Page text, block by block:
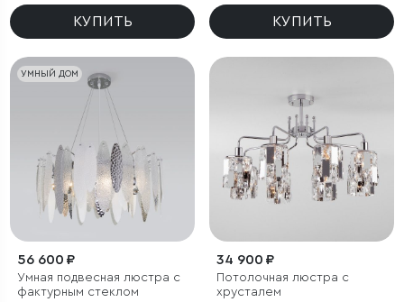
КУПИТЬ КУПИТЬ
УМНЫЙ ДОМ
56 600 ₽
Умная подвесная люстра с
фактурным стеклом
34 900 ₽
Потолочная люстра с
хрусталем